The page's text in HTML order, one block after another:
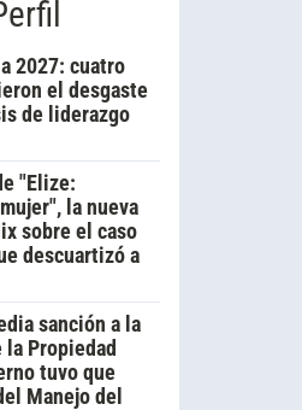
2027: cuatro
el desgaste
de liderazgo
"Elize:
la nueva
sobre el caso
descuartizó a
sanción a la
Propiedad
tuvo que
Manejo del